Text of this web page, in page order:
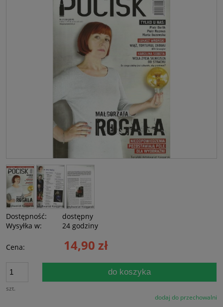
Dostępność:
dostępny
Wysyłka w:
24 godziny
Cena: 14,90 zł
szt.
do koszyka
dodaj do przechowalni